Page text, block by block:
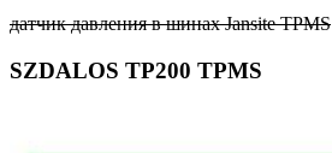
датчик давления в шинах Jansite TPMS
SZDALOS TP200 TPMS